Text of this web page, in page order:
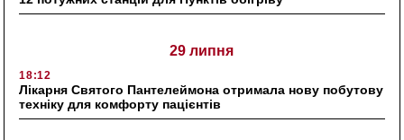
29 липня
18:12
Лікарня Святого Пантелеймона отримала нову побутову
техніку для комфорту пацієнтів